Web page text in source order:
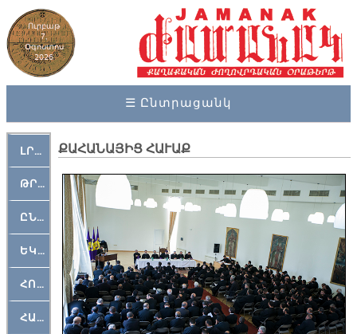
Ուրբաթ
7,
Օգոստոս
2026
☰ Ընտրացանկ
ԼՐԱՀՈՍ
ԹՐՔԱՀԱՅ ԿԵԱՆՔ
ԸՆԿԵՐԱՄՇԱԿՈՒԹԱՅԻՆ
ԵԿԵՂԵՑԱԿԱՆ
ՀՈԳԵՄՏԱՒՈՐ
ՀԱՐԹԱԿ
ՔԱՀԱՆԱՅԻՑ ՀԱՒԱՔ